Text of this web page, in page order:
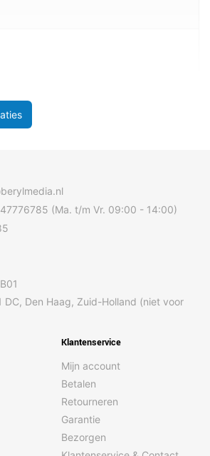
(Ma. t/m Vr. 09:00 - 14:00)
DC, Den Haag, Zuid-Holland (niet voor
Klantenservice
Mijn account
Betalen
Retourneren
Garantie
Bezorgen